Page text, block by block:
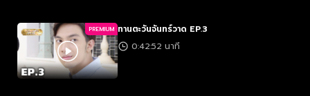
PREMIUM ทานตะวันจันทร์วาด EP.3
0:42:52 นาที